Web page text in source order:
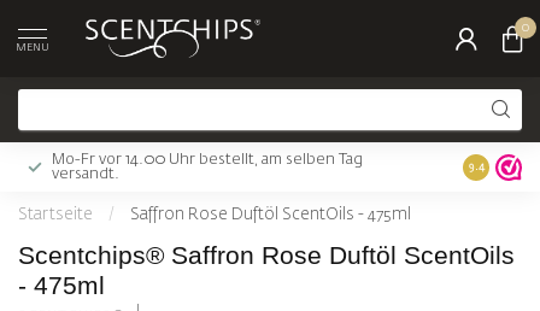
MENU
0
Mo-Fr vor 14.00 Uhr bestellt, am selben Tag
versandt.
Gratis
9.4
Startseite / Saffron Rose Duftöl ScentOils - 475ml
Scentchips® Saffron Rose Duftöl ScentOils
- 475ml